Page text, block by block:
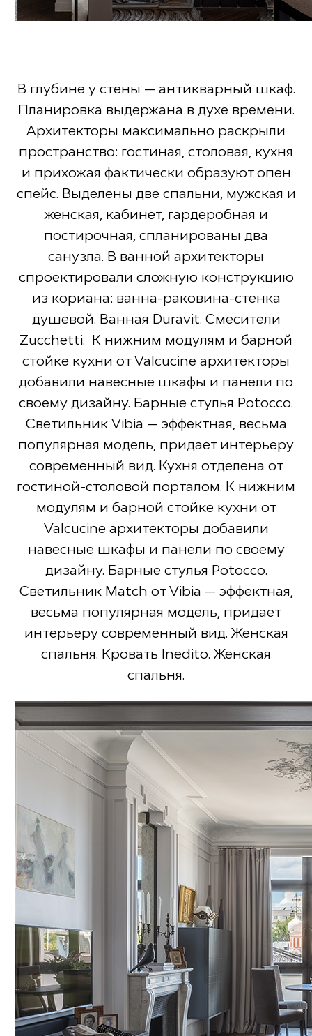
В глубине у стены — антикварный шкаф.
Планировка выдержана в духе времени.
Архитекторы максимально раскрыли
пространство: гостиная, столовая, кухня
и прихожая фактически образуют опен
спейс. Выделены две спальни, мужская и
женская, кабинет, гардеробная и
постирочная, спланированы два
санузла. В ванной архитекторы
спроектировали сложную конструкцию
из кориана: ванна-раковина-стенка
душевой. Ванная Duravit. Смесители
Zucchetti. ​ К нижним модулям и барной
стойке кухни от Valcucine архитекторы
добавили навесные шкафы и панели по
своему дизайну. Барные стулья Potocco.
Светильник Vibia — эффектная, весьма
популярная модель, придает интерьеру
современный вид.​ Кухня отделена от
гостиной-столовой порталом. К нижним
модулям и барной стойке кухни от
Valcucine архитекторы добавили
навесные шкафы и панели по своему
дизайну. Барные стулья Potocco.
Светильник Match от Vibia — эффектная,
весьма популярная модель, придает
интерьеру современный вид. Женская
спальня. Кровать Inedito. Женская
спальня.